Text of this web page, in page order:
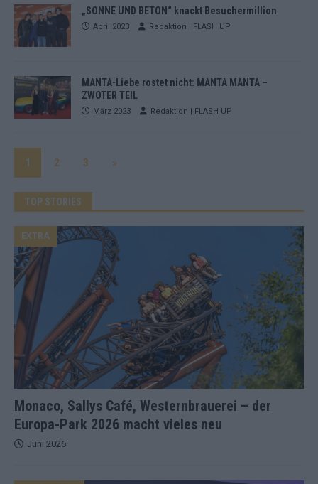
„SONNE UND BETON“ knackt Besuchermillion
April 2023 Redaktion | FLASH UP
MANTA-Liebe rostet nicht: MANTA MANTA –
ZWOTER TEIL
März 2023 Redaktion | FLASH UP
1 2 3 »
TOP STORIES
Monaco, Sallys Café, Westernbrauerei – der
Europa-Park 2026 macht vieles neu
EXTRA
Juni 2026